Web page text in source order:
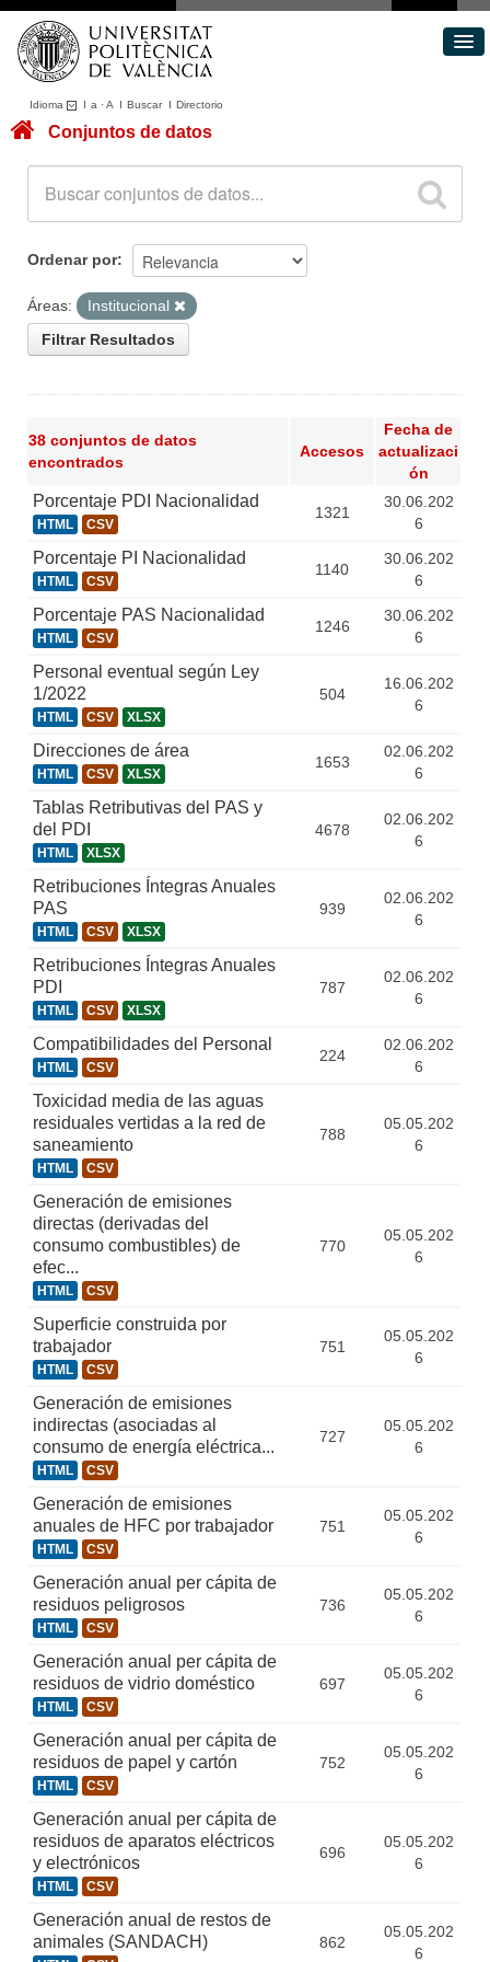
Idioma I a ·A I BuscarI Directorio
Conjuntos de datos
Acerca de
Portal de Transparencia
Conjuntos de datos
Ordenar por
Áreas:
Institucional
Filtrar Resultados
38 conjuntos de datos
encontrados
Accesos
Fecha de
actualizaci
ón
Porcentaje PDI Nacionalidad
HTML CSV
1321
30.06.202
6
Porcentaje PI Nacionalidad
HTML CSV
1140
30.06.202
6
Porcentaje PAS Nacionalidad
HTML CSV
1246
30.06.202
6
Personal eventual según Ley
1/2022
HTML CSV XLSX
504
16.06.202
6
Direcciones de área
HTML CSV XLSX
1653
02.06.202
6
Tablas Retributivas del PAS y
del PDI
HTML XLSX
4678
02.06.202
6
Retribuciones Íntegras Anuales
PAS
HTML CSV XLSX
939
02.06.202
6
Retribuciones Íntegras Anuales
PDI
HTML CSV XLSX
787
02.06.202
6
Compatibilidades del Personal
HTML CSV
224
02.06.202
6
Toxicidad media de las aguas
residuales vertidas a la red de
saneamiento
HTML CSV
788
05.05.202
6
Generación de emisiones
directas (derivadas del
consumo combustibles) de
efec...
HTML CSV
770
05.05.202
6
Superficie construida por
trabajador
HTML CSV
751
05.05.202
6
Generación de emisiones
indirectas (asociadas al
consumo de energía eléctrica...
HTML CSV
727
05.05.202
6
Generación de emisiones
anuales de HFC por trabajador
HTML CSV
751
05.05.202
6
Generación anual per cápita de
residuos peligrosos
HTML CSV
736
05.05.202
6
Generación anual per cápita de
residuos de vidrio doméstico
HTML CSV
697
05.05.202
6
Generación anual per cápita de
residuos de papel y cartón
HTML CSV
752
05.05.202
6
Generación anual per cápita de
residuos de aparatos eléctricos
y electrónicos
HTML CSV
696
05.05.202
6
Generación anual de restos de
animales (SANDACH)
862
05.05.202
6